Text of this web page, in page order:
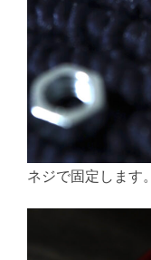
ネジで固定します。